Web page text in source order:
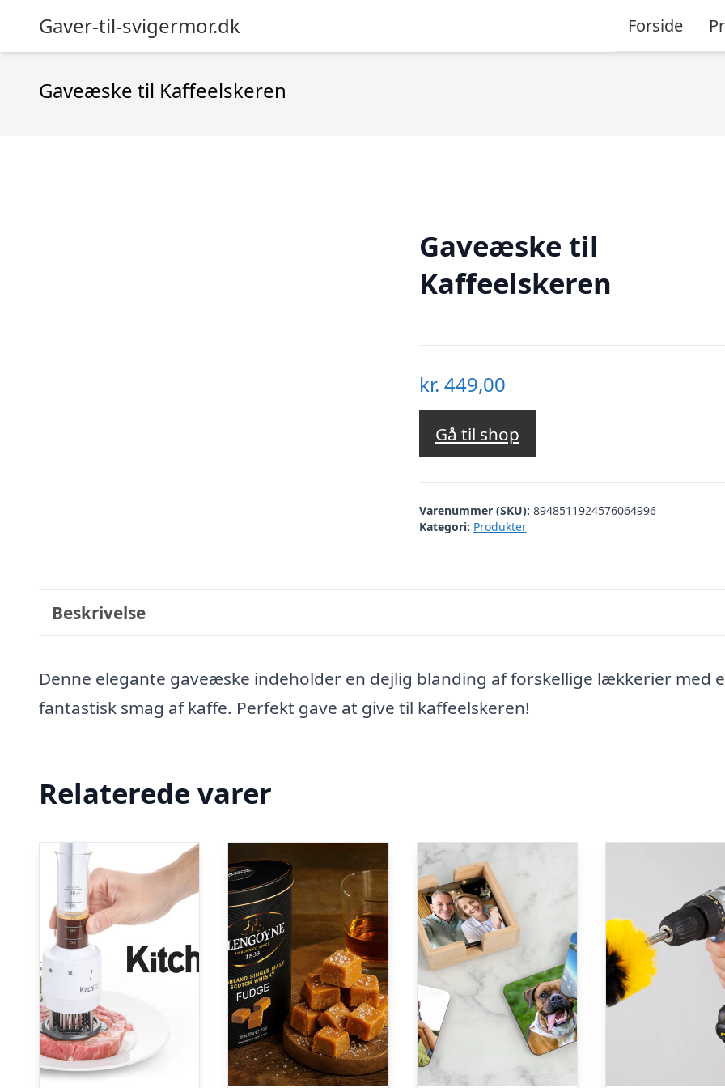
Gaver-til-svigermor.dk Forside
Gaveæske til Kaffeelskeren
Gaveæske til
Kaffeelskeren
kr. 449,00
Gå til shop
Varenummer (SKU): 8948511924576064996
Kategori: Produkter
Beskrivelse
Denne elegante gaveæske indeholder en dejlig blanding af forskellige lækkerier med
fantastisk smag af kaffe. Perfekt gave at give til kaffeelskeren!
Relaterede varer